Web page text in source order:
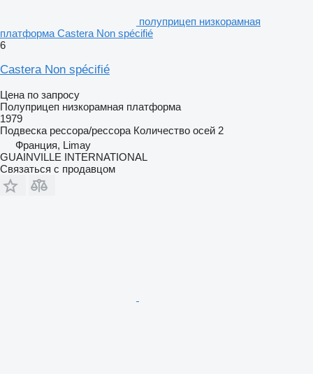
полуприцеп низкорамная
платформа Castera Non spécifié
6
Castera Non spécifié
Цена по запросу
Полуприцеп низкорамная платформа
1979
Подвеска рессора/рессора Количество осей 2
Франция, Limay
GUAINVILLE INTERNATIONAL
Связаться с продавцом